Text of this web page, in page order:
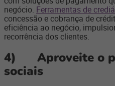
negócio. Ferramentas de
concessão e cobrança de
eficiência ao negócio,
recorrência dos clientes.
4)
Aproveite o
sociais